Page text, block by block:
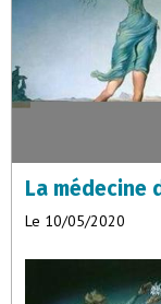
La médecine
Le 10/05/2020